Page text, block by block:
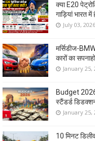
क्या E20
गाड़ियां भारत
July 03, 2026
मर्सिडीज-
कारों का
January 25,
Budget
स्टैंडर्ड
January 25,
10 मिनट